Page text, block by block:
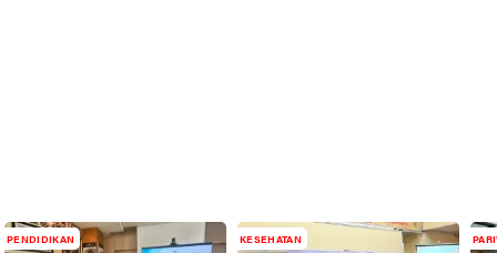
PENDIDIKAN KESEHATAN